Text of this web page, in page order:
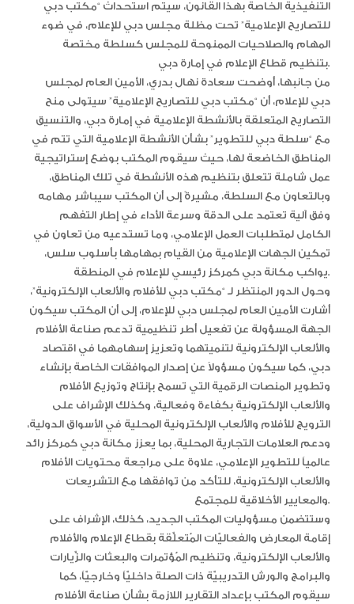
التنفيذية الخاصة بهذا القانون، سيتم استحداث “مكتب دبي
للتصاريح الإعلامية” تحت مظلة مجلس دبي للإعلام، في ضوء
المهام والصلاحيات الممنوحة للمجلس كسلطة مختصة
بتنظيم قطاع الإعلام في إمارة دبي.
من جانبها، أوضحت سعادة نهال بدري، الأمين العام لمجلس
دبي للإعلام، أن “مكتب دبي للتصاريح الإعلامية” سيتولى منح
التصاريح المتعلقة بالأنشطة الإعلامية في إمارة دبي، والتنسيق
مع “سلطة دبي للتطوير” بشأن الأنشطة الإعلامية التي تتم في
المناطق الخاضعة لها، حيث سيقوم المكتب بوضع إستراتيجية
عمل شاملة تتعلق بتنظيم هذه الأنشطة في تلك المناطق،
وبالتعاون مع السلطة، مشيرةً إلى أن المكتب سيباشر مهامه
وفق آلية تعتمد على الدقة وسرعة الأداء في إطار التفهم
الكامل لمتطلبات العمل الإعلامي، وما تستدعيه من تعاون في
تمكين الجهات الإعلامية من القيام بمهامها بأسلوب سلس،
يواكب مكانة دبي كمركز رئيسي للإعلام في المنطقة.
وحول الدور المنتظر لـ “مكتب دبي للأفلام والألعاب الإلكترونية”،
أشارت الأمين العام لمجلس دبي للإعلام، إلى أن المكتب سيكون
الجهة المسؤولة عن تفعيل أطر تنظيمية تدعم صناعة الأفلام
والألعاب الإلكترونية لتنميتهما وتعزيز إسهامهما في اقتصاد
دبي، كما سيكون مسؤولاً عن إصدار الموافقات الخاصة بإنشاء
وتطوير المنصات الرقمية التي تسمح بإنتاج وتوزيع الأفلام
والألعاب الإلكترونية بكفاءة وفعالية، وكذلك الإشراف على
الترويج للأفلام والألعاب الإلكترونية المحلية في الأسواق الدولية،
ودعم العلامات التجارية المحلية، بما يعزز مكانة دبي كمركز رائد
عالمياً للتطوير الإعلامي، علاوة على مراجعة محتويات الأفلام
والألعاب الإلكترونية، للتأكد من توافقها مع التشريعات
والمعايير الأخلاقية للمجتمع.
وستتضمن مسؤوليات المكتب الجديد، كذلك، الإشراف على
إقامة المعارض والفعاليّات المُتعلِّقة بقطاع الإعلام والأفلام
والألعاب الإلكترونية، وتنظيم المُؤتمرات والبعثات والزِّيارات
والبرامج والورش التدريبيّة ذات الصلة داخليّاً وخارجيّاً، كما
سيقوم المكتب بإعداد التقارير اللازمة بشأن صناعة الأفلام